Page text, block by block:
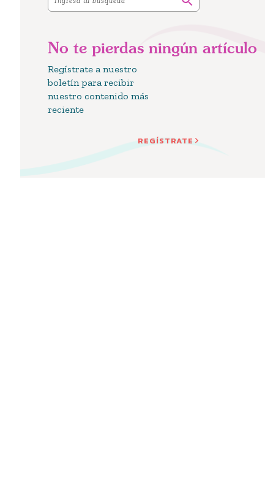
No te pierdas ningún artículo
Regístrate a nuestro
boletín para recibir
nuestro contenido más
reciente
REGÍSTRATE